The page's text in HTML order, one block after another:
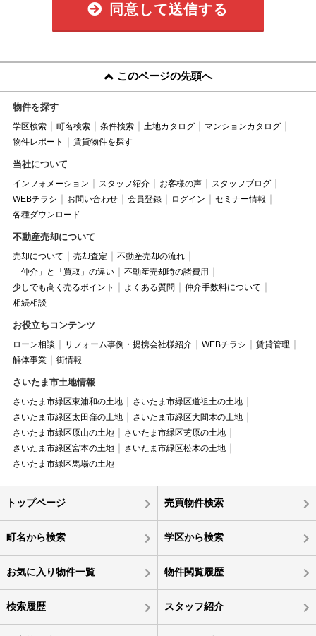
同意して送信する
このページの先頭へ
物件を探す
学区検索 町名検索 条件検索 土地カタログ
マンションカタログ
物件レポート
賃貸物件を探す
当社について
インフォメーション スタッフ紹介 お客様の声
スタッフブログ
WEBチラシ
お問い合わせ 会員登録 ログイン
セミナー情報
各種ダウンロード
不動産売却について
売却について 売却査定
不動産売却の流れ
「仲介」と「買取」の違い
不動産売却時の諸費用
少しでも高く売るポイント
よくある質問
仲介手数料について
相続相談
お役立ちコンテンツ
ローン相談 リフォーム事例・提携会社様紹介 WEBチラシ
賃貸管理
解体事業
街情報
さいたま市土地情報
さいたま市緑区東浦和の土地
さいたま市緑区道祖土の土地
さいたま市緑区太田窪の土地
さいたま市緑区大間木の土地
さいたま市緑区原山の土地
さいたま市緑区芝原の土地
さいたま市緑区宮本の土地
さいたま市緑区松木の土地
さいたま市緑区馬場の土地
トップページ 売買物件検索
町名から検索 学区から検索
お気に入り物件一覧 物件閲覧履歴
検索履歴 スタッフ紹介